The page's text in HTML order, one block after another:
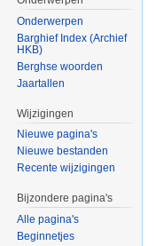
Onderwerpen
Barghief Index (Archief
HKB)
Berghse woorden
Jaartallen
Wijzigingen
Nieuwe pagina's
Nieuwe bestanden
Recente wijzigingen
Bijzondere pagina's
Alle pagina's
Beginnetjes